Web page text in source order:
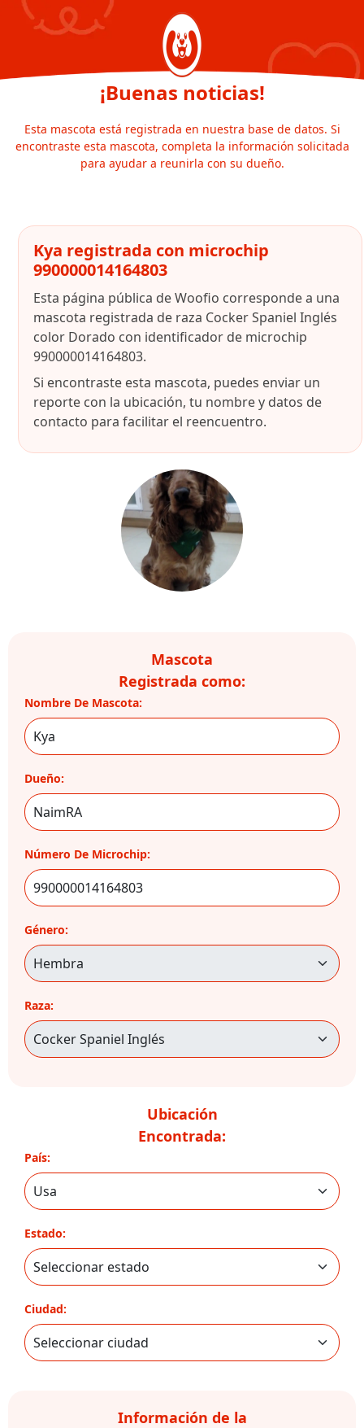
¡Buenas noticias!
Esta mascota está registrada en nuestra base de datos. Si
encontraste esta mascota, completa la información solicitada
para ayudar a reunirla con su dueño.
Kya registrada con microchip
990000014164803
Esta página pública de Woofio corresponde a una
mascota registrada de raza Cocker Spaniel Inglés
color Dorado con identificador de microchip
990000014164803.
Si encontraste esta mascota, puedes enviar un
reporte con la ubicación, tu nombre y datos de
contacto para facilitar el reencuentro.
Mascota
Registrada como:
Nombre De Mascota:
Dueño:
Número De Microchip:
Género:
Raza:
Ubicación
Encontrada:
País:
Estado:
Ciudad:
Información de la